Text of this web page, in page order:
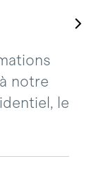
notre
le